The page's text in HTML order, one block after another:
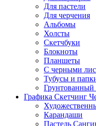
Для пастели
Для черчения
Альбомы
Холсты
Скетчбуки
Блокноты
Планшеты
С черными
Тубусы и
Грунтованный
Графика Скетчинг
Карандаши
Пастель